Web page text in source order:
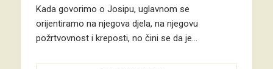
Kada govorimo o Josipu, uglavnom se
orijentiramo na njegova djela, na njegovu
požrtvovnost i kreposti, no čini se da je…